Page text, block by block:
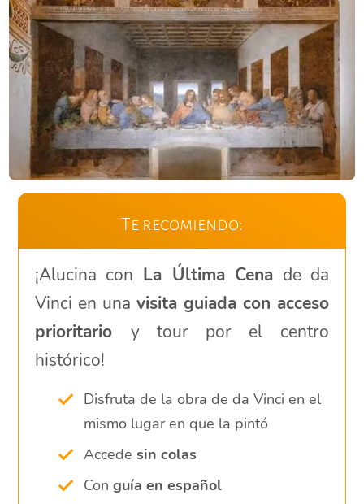
Te recomiendo:
¡Alucina con La Última Cena de da
Vinci en una visita guiada con acceso
prioritario y tour por el centro
histórico!
Disfruta de la obra de da Vinci en el
mismo lugar en que la pintó
Accede sin colas
Con guía en español